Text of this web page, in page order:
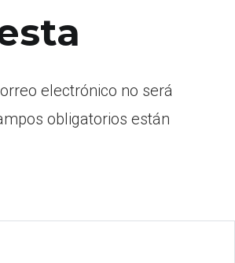
electrónico no será
obligatorios están